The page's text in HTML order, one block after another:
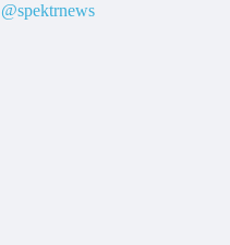
@spektrnews